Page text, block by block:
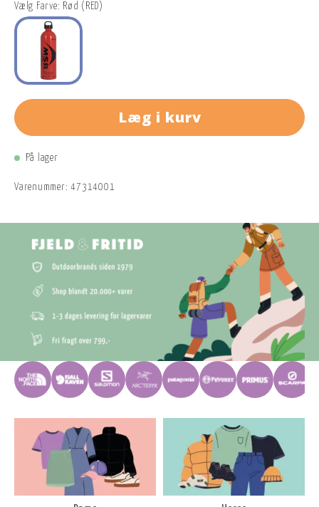
Vælg Farve: Rød (RED)
Læg i kurv
På lager
Varenummer: 47314001